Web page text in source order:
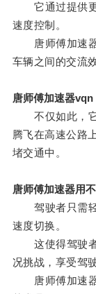
它通过提供更
速度控制。
唐师傅加速器
车辆之间的交流
唐师傅加速器vqn
不仅如此，它
腾飞在高速公路
堵交通中。
唐师傅加速器用
驾驶者只需轻
速度切换。
这使得驾驶者
况挑战，享受驾
唐师傅加速器